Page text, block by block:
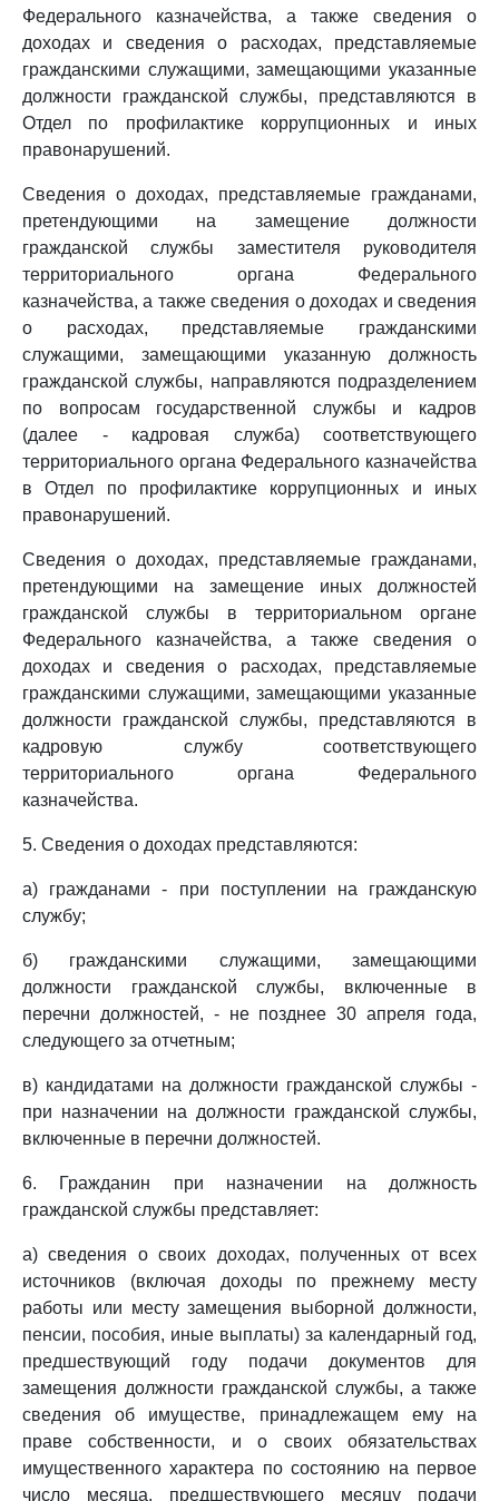
Федерального казначейства, а также сведения о
доходах и сведения о расходах, представляемые
гражданскими служащими, замещающими указанные
должности гражданской службы, представляются в
Отдел по профилактике коррупционных и иных
правонарушений.
Сведения о доходах, представляемые гражданами,
претендующими на замещение должности
гражданской службы заместителя руководителя
территориального органа Федерального
казначейства, а также сведения о доходах и сведения
о расходах, представляемые гражданскими
служащими, замещающими указанную должность
гражданской службы, направляются подразделением
по вопросам государственной службы и кадров
(далее - кадровая служба) соответствующего
территориального органа Федерального казначейства
в Отдел по профилактике коррупционных и иных
правонарушений.
Сведения о доходах, представляемые гражданами,
претендующими на замещение иных должностей
гражданской службы в территориальном органе
Федерального казначейства, а также сведения о
доходах и сведения о расходах, представляемые
гражданскими служащими, замещающими указанные
должности гражданской службы, представляются в
кадровую службу соответствующего
территориального органа Федерального
казначейства.
5. Сведения о доходах представляются:
а) гражданами - при поступлении на гражданскую
службу;
б) гражданскими служащими, замещающими
должности гражданской службы, включенные в
перечни должностей, - не позднее 30 апреля года,
следующего за отчетным;
в) кандидатами на должности гражданской службы -
при назначении на должности гражданской службы,
включенные в перечни должностей.
6. Гражданин при назначении на должность
гражданской службы представляет:
а) сведения о своих доходах, полученных от всех
источников (включая доходы по прежнему месту
работы или месту замещения выборной должности,
пенсии, пособия, иные выплаты) за календарный год,
предшествующий году подачи документов для
замещения должности гражданской службы, а также
сведения об имуществе, принадлежащем ему на
праве собственности, и о своих обязательствах
имущественного характера по состоянию на первое
число месяца, предшествующего месяцу подачи